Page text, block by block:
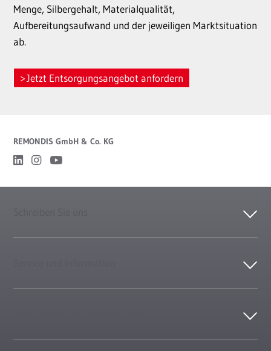
Menge, Silbergehalt, Materialqualität,
Aufbereitungsaufwand und der jeweiligen Marktsituation
ab.
Jetzt Entsorgungsangebot anfordern
REMONDIS GmbH & Co. KG